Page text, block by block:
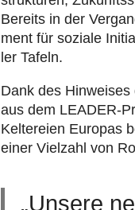
Bereits in der
ment für soziale
ler Tafeln.
Dank des
aus dem LEADER-
Kel­te­reien Europas
einer Vielzahl von
„Unsere